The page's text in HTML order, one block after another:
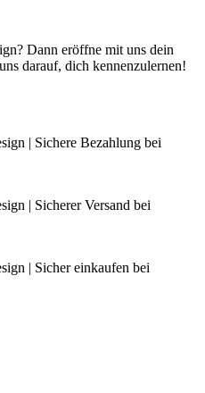
Dann eröffne mit uns dein
darauf, dich kennenzulernen!